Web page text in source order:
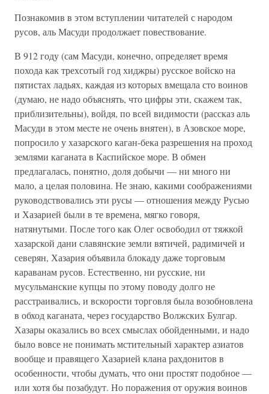
Познакомив в этом вступлении читателей с народом
русов, аль Масуди продолжает повествование.
В 912 году (сам Масуди, конечно, определяет время
похода как трехсотый год хиджры) русское войско на
пятистах ладьях, каждая из которых вмещала сто воинов
(думаю, не надо объяснять, что цифры эти, скажем так,
приблизительны), войдя, по всей видимости (рассказ аль
Масуди в этом месте не очень внятен), в Азовское море,
попросило у хазарского каган-бека разрешения на проход
землями каганата в Каспийское море. В обмен
предлагалась, понятно, доля добычи — ни много ни
мало, а целая половина. Не знаю, какими соображениями
руководствовались эти русы — отношения между Русью
и Хазарией были в те времена, мягко говоря,
натянутыми. После того как Олег освободил от тяжкой
хазарской дани славянские земли вятичей, радимичей и
северян, Хазария объявила блокаду даже торговым
караванам русов. Естественно, ни русские, ни
мусульманские купцы по этому поводу долго не
расстраивались, и вскорости торговля была возобновлена
в обход каганата, через государство Волжских Булгар.
Хазары оказались во всех смыслах обойденными, и надо
было вовсе не понимать мстительный характер азиатов
вообще и правящего Хазарией клана рахдонитов в
особенности, чтобы думать, что они простят подобное —
или хотя бы позабудут. Но поражения от оружия воинов